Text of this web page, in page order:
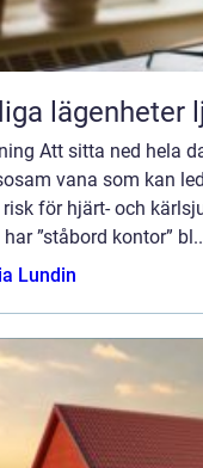
lägenheter
Att sitta ned hela
vana som kan
för hjärt- och
”ståbord kontor”
Lundin